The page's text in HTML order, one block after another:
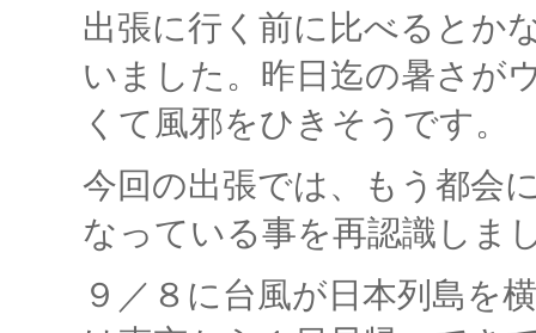
出張に行く前に比べるとか
いました。昨日迄の暑さが
くて風邪をひきそうです。
今回の出張では、もう都会
なっている事を再認識しま
９／８に台風が日本列島を